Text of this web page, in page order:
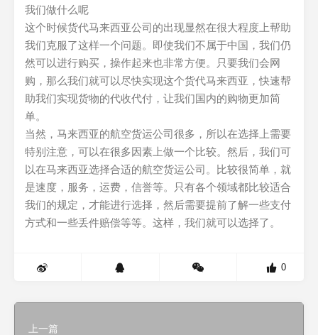
我们做什么呢
这个时候货代马来西亚公司的出现显然在很大程度上帮助
我们克服了这样一个问题。即使我们不属于中国，我们仍
然可以进行购买，操作起来也非常方便。只要我们会网
购，那么我们就可以尽快实现这个货代马来西亚，快速帮
助我们实现货物的代收代付，让我们国内的购物更加简
单。
当然，马来西亚的航空货运公司很多，所以在选择上需要
特别注意，可以在很多因素上做一个比较。然后，我们可
以在马来西亚选择合适的航空货运公司。比较很简单，就
是速度，服务，运费，信誉等。只有各个领域都比较适合
我们的规定，才能进行选择，然后需要提前了解一些支付
方式和一些丢件赔偿等等。这样，我们就可以选择了。
0
上一篇